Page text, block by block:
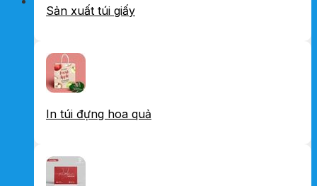
Sản xuất túi giấy
In túi đựng hoa quả